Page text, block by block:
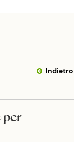
Indietro
per